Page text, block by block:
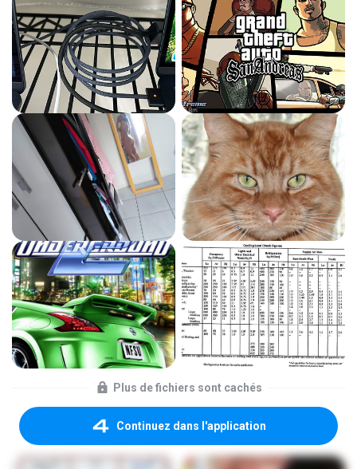
Plus de fichiers sont cachés
Continuez dans l'application